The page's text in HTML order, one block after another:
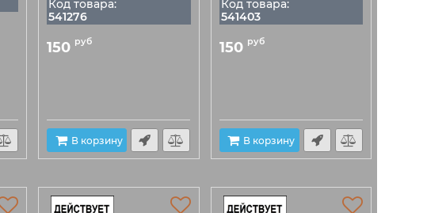
Код товара:
541276
150 руб
В корзину
Код товара:
541403
150 руб
В корзину